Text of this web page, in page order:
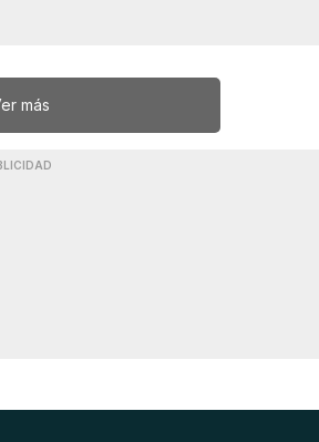
más